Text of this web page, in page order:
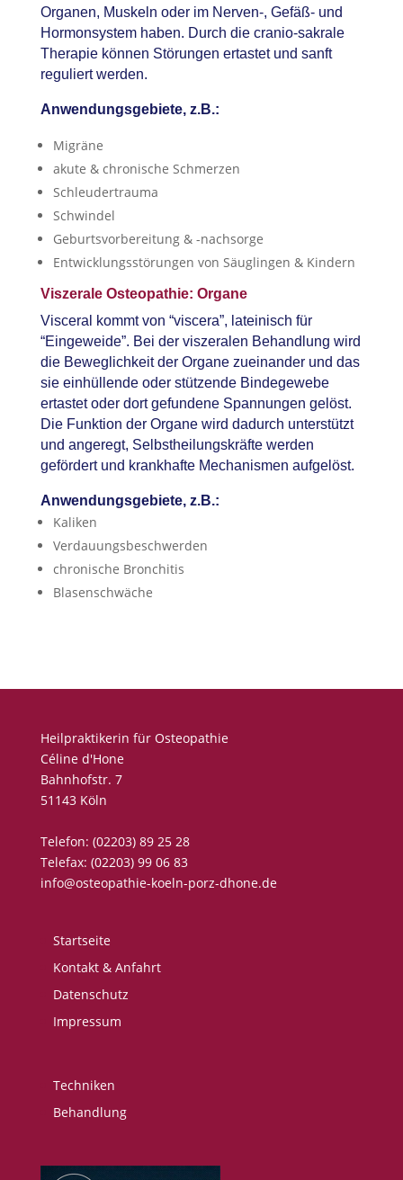
Organen, Muskeln oder im Nerven-, Gefäß- und
Hormonsystem haben. Durch die cranio-sakrale
Therapie können Störungen ertastet und sanft
reguliert werden.
Anwendungsgebiete, z.B.:
Migräne
akute & chronische Schmerzen
Schleudertrauma
Schwindel
Geburtsvorbereitung & -nachsorge
Entwicklungsstörungen von Säuglingen & Kindern
Viszerale Osteopathie: Organe
Visceral kommt von “viscera”, lateinisch für
“Eingeweide”. Bei der viszeralen Behandlung wird
die Beweglichkeit der Organe zueinander und das
sie einhüllende oder stützende Bindegewebe
ertastet oder dort gefundene Spannungen gelöst.
Die Funktion der Organe wird dadurch unterstützt
und angeregt, Selbstheilungskräfte werden
gefördert und krankhafte Mechanismen aufgelöst.
Anwendungsgebiete, z.B.:
Kaliken
Verdauungsbeschwerden
chronische Bronchitis
Blasenschwäche
Heilpraktikerin für Osteopathie
Céline d'Hone
Bahnhofstr. 7
51143 Köln
Telefon: (02203) 89 25 28
Telefax: (02203) 99 06 83
info@osteopathie-koeln-porz-dhone.de
Startseite
Kontakt & Anfahrt
Datenschutz
Impressum
Techniken
Behandlung